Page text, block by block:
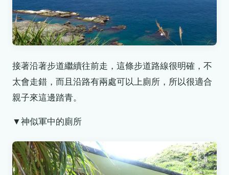
接著沿著步道繼續往前走，這條步道路線很明確，不
太會走錯，而且沿路有兩處可以上廁所，所以很適合
親子來這邊踏青。
▼神似軍中的廁所